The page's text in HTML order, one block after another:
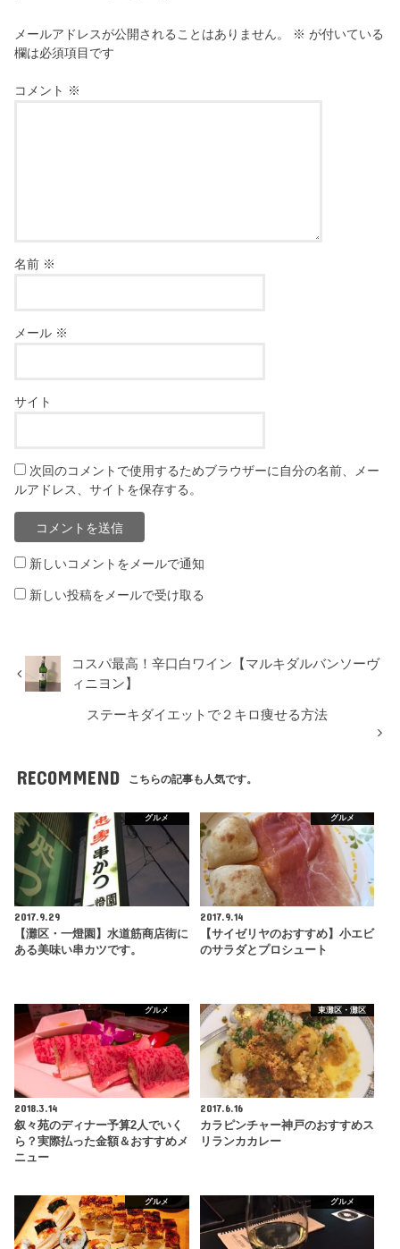
メールアドレスが公開されることはありません。 ※ が付いている
欄は必須項目です
コメント ※
名前 ※
メール ※
サイト
次回のコメントで使用するためブラウザーに自分の名前、メー
ルアドレス、サイトを保存する。
新しいコメントをメールで通知
新しい投稿をメールで受け取る
コスパ最高！辛口白ワイン【マルキダルバンソーヴ
ィニヨン】
ステーキダイエットで２キロ痩せる方法
RECOMMEND こちらの記事も人気です。
グルメ
2017.9.29
【灘区・一燈園】水道筋商店街に
ある美味い串カツです。
グルメ
2017.9.14
【サイゼリヤのおすすめ】小エビ
のサラダとプロシュート
グルメ
2018.3.14
叙々苑のディナー予算2人でいく
ら？実際払った金額＆おすすめメ
ニュー
東灘区・灘区
2017.6.16
カラピンチャー神戸のおすすめス
リランカカレー
グルメ グルメ